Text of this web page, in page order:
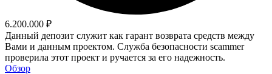
6.200.000 ₽
Данный депозит служит как гарант возврата средств между
Вами и данным проектом. Служба безопасности scammer
проверила этот проект и ручается за его надежность.
Обзор